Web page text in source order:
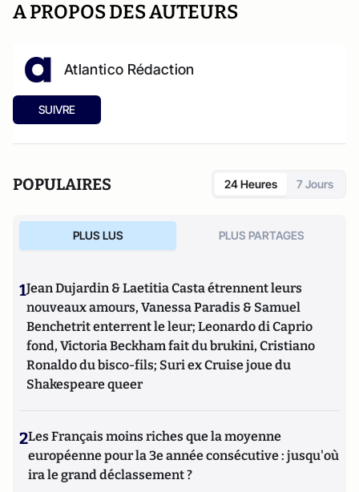
A PROPOS DES AUTEURS
Atlantico Rédaction
SUIVRE
POPULAIRES 24 Heures 7 Jours
PLUS LUS PLUS PARTAGES
1Jean Dujardin & Laetitia Casta étrennent leurs
nouveaux amours, Vanessa Paradis & Samuel
Benchetrit enterrent le leur; Leonardo di Caprio
fond, Victoria Beckham fait du brukini, Cristiano
Ronaldo du bisco-fils; Suri ex Cruise joue du
Shakespeare queer
2Les Français moins riches que la moyenne
européenne pour la 3e année consécutive : jusqu'où
ira le grand déclassement ?